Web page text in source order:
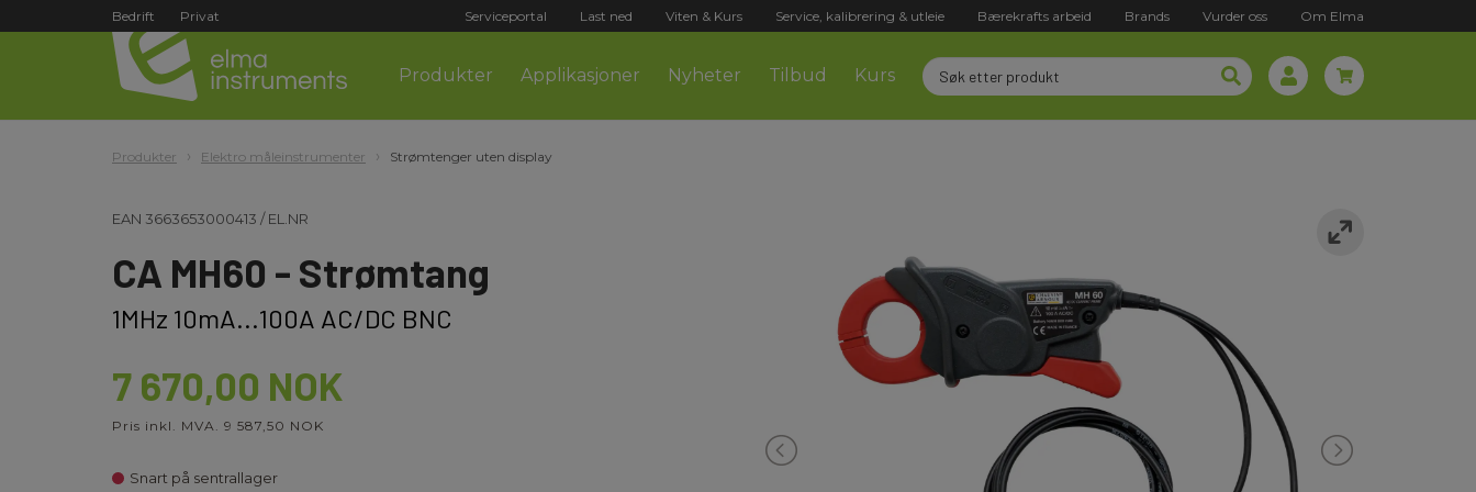
Bedrift Privat Serviceportal Last ned Viten & Kurs Service, kalibrering & utleie Bærekrafts arbeid Brands Vurder oss Om Elma
Produkter Applikasjoner Nyheter Tilbud Kurs
Produkter Elektro måleinstrumenter Strømtenger uten display
EAN 3663653000413 /EL.NR
CA MH60 - Strømtang
1MHz 10mA...100A AC/DC BNC
7 670,00 NOK
Pris inkl. MVA. 9 587,50 NOK
Snart på sentrallager